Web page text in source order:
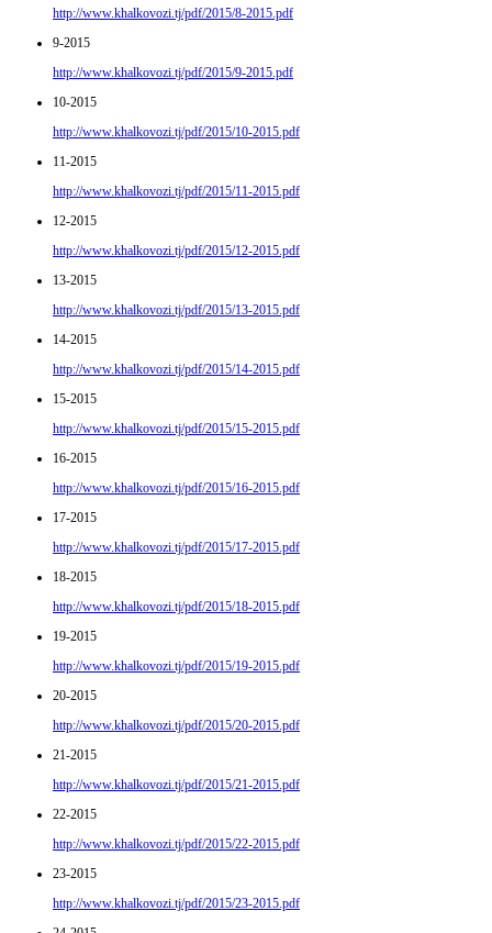
http://www.khalkovozi.tj/pdf/2015/8-2015.pdf
9-2015
http://www.khalkovozi.tj/pdf/2015/9-2015.pdf
10-2015
http://www.khalkovozi.tj/pdf/2015/10-2015.pdf
11-2015
http://www.khalkovozi.tj/pdf/2015/11-2015.pdf
12-2015
http://www.khalkovozi.tj/pdf/2015/12-2015.pdf
13-2015
http://www.khalkovozi.tj/pdf/2015/13-2015.pdf
14-2015
http://www.khalkovozi.tj/pdf/2015/14-2015.pdf
15-2015
http://www.khalkovozi.tj/pdf/2015/15-2015.pdf
16-2015
http://www.khalkovozi.tj/pdf/2015/16-2015.pdf
17-2015
http://www.khalkovozi.tj/pdf/2015/17-2015.pdf
18-2015
http://www.khalkovozi.tj/pdf/2015/18-2015.pdf
19-2015
http://www.khalkovozi.tj/pdf/2015/19-2015.pdf
20-2015
http://www.khalkovozi.tj/pdf/2015/20-2015.pdf
21-2015
http://www.khalkovozi.tj/pdf/2015/21-2015.pdf
22-2015
http://www.khalkovozi.tj/pdf/2015/22-2015.pdf
23-2015
http://www.khalkovozi.tj/pdf/2015/23-2015.pdf